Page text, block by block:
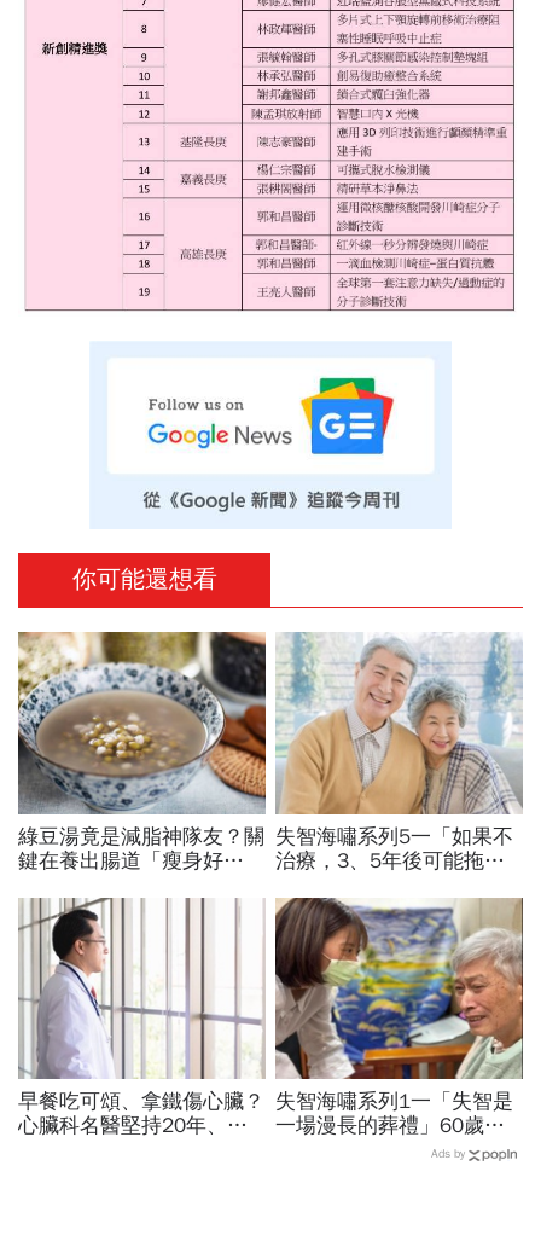
你可能還想看
綠豆湯竟是減脂神隊友？關
鍵在養出腸道「瘦身好
種方法「燃脂率大提升」
失智海嘯系列5一「如果不
治療，3、5年後可能拖垮
助減緩認知能力下降速度
早餐吃可頌、拿鐵傷心臟？
心臟科名醫堅持20年、早
失智海嘯系列1一「失智是
一場漫長的葬禮」60歲退
休教授突患失智，陪伴成修
Ads by